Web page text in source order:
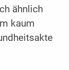
ähnlich
kaum